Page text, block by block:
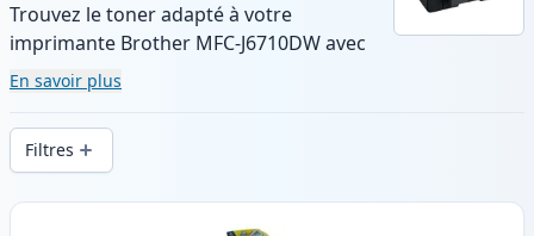
Trouvez le toner adapté à votre
imprimante Brother MFC-J6710DW avec
notre gamme de cartouches compatibles
et haute capacité. Profitez d’une qualité
d’impression constante et d’une livraison
rapide depuis un stock local en .
En savoir plus
Filtres
Produits